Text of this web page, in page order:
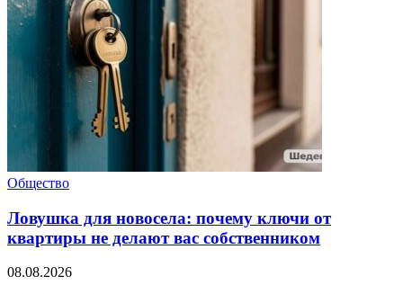
Общество
Ловушка для новосела: почему ключи от
квартиры не делают вас собственником
08.08.2026